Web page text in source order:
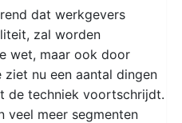
dat werkgevers
zal worden
wet, maar ook door
ziet nu een aantal dingen
de techniek voortschrijdt.
veel meer segmenten